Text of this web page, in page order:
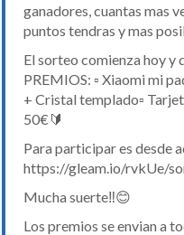
ganadores, cuantas mas
puntos tendras y mas
El sorteo comienza hoy y
PREMIOS: ▫️ Xiaomi mi
+ Cristal templado▫️
50€🔰
Para participar es desde
https://gleam.io/rvkUe/
Mucha suerte‼️😊
Los premios se envian a